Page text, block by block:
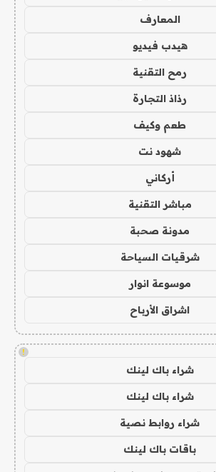
المعارف
هيدب فيديو
رمح التقنية
رذاذ التجارة
طعم وكيف
شهود نت
أركاني
مباشر التقنية
مدونة صحبة
شرقيات السياحة
موسوعة انوار
اشراق الأرباح
!
شراء باك لينك
شراء باك لينك
شراء روابط نصية
باقات باك لينك